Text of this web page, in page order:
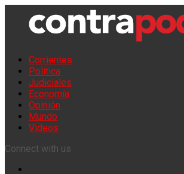
Corrientes
Política
Judiciales
Economía
Opinión
Mundo
Videos
Connect with us